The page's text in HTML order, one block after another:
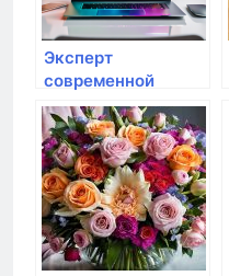
Эксперт
современной
техники: обзор
лучших
производителей и
достойных
моделей